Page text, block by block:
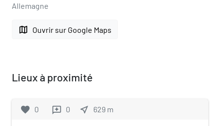
Allemagne
map Ouvrir sur Google Maps
Lieux à proximité
favorite 0 reviews 0 near_me 629 m